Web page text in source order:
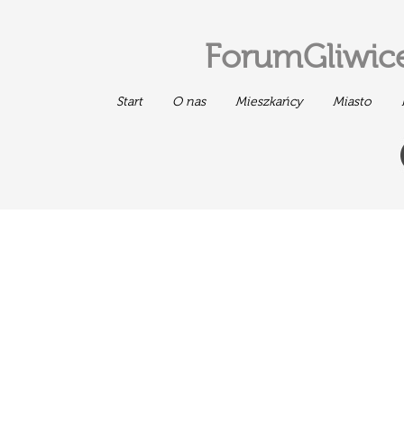
Start O nas Mieszkańcy Miasto